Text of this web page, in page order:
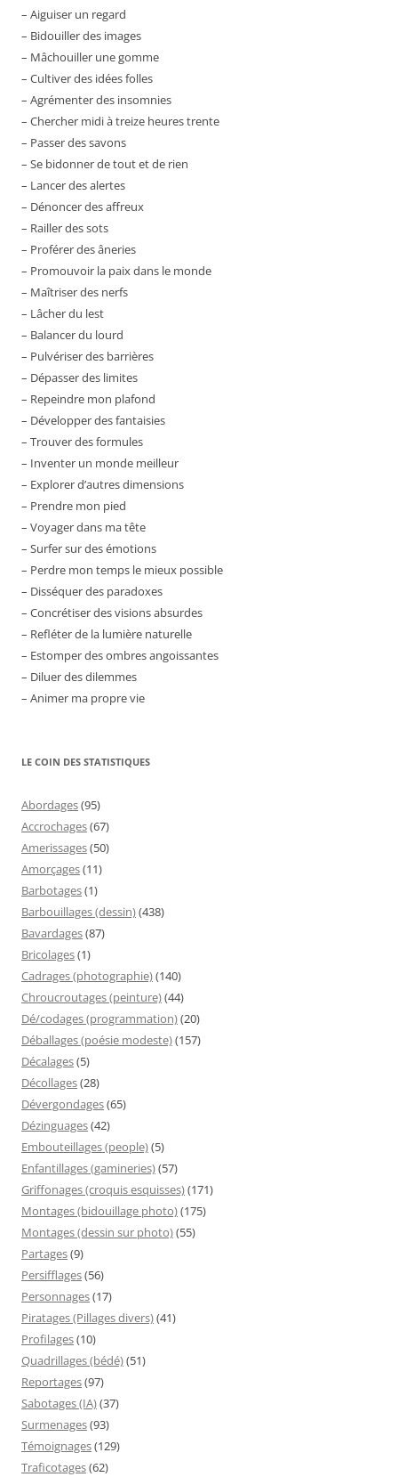
– Aiguiser un regard
– Bidouiller des images
– Mâchouiller une gomme
– Cultiver des idées folles
– Agrémenter des insomnies
– Chercher midi à treize heures trente
– Passer des savons
– Se bidonner de tout et de rien
– Lancer des alertes
– Dénoncer des affreux
– Railler des sots
– Proférer des âneries
– Promouvoir la paix dans le monde
– Maîtriser des nerfs
– Lâcher du lest
– Balancer du lourd
– Pulvériser des barrières
– Dépasser des limites
– Repeindre mon plafond
– Développer des fantaisies
– Trouver des formules
– Inventer un monde meilleur
– Explorer d’autres dimensions
– Prendre mon pied
– Voyager dans ma tête
– Surfer sur des émotions
– Perdre mon temps le mieux possible
– Disséquer des paradoxes
– Concrétiser des visions absurdes
– Refléter de la lumière naturelle
– Estomper des ombres angoissantes
– Diluer des dilemmes
– Animer ma propre vie
LE COIN DES STATISTIQUES
Abordages(95)
Accrochages(67)
Amerissages(50)
Amorçages(11)
Barbotages(1)
Barbouillages (dessin)(438)
Bavardages(87)
Bricolages(1)
Cadrages (photographie)(140)
Chroucroutages (peinture)(44)
Dé/codages (programmation)(20)
Déballages (poésie modeste)(157)
Décalages(5)
Décollages(28)
Dévergondages(65)
Dézinguages(42)
Embouteillages (people)(5)
Enfantillages (gamineries)(57)
Griffonages (croquis esquisses)(171)
Montages (bidouillage photo)(175)
Montages (dessin sur photo)(55)
Partages(9)
Persifflages(56)
Personnages(17)
Piratages (Pillages divers)(41)
Profilages(10)
Quadrillages (bédé)(51)
Reportages(97)
Sabotages (IA)(37)
Surmenages(93)
Témoignages(129)
Traficotages(62)